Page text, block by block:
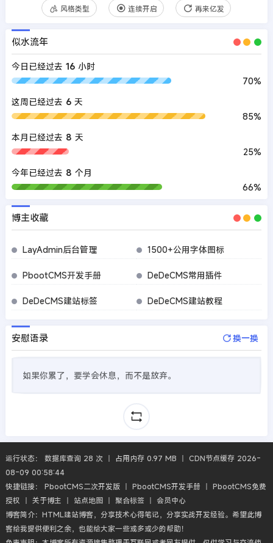
风格类型 连续开启 再来亿发
似水流年
今日已经过去 16 小时
70%
这周已经过去 6 天
85%
本月已经过去 8 天
25%
今年已经过去 8 个月
66%
博主收藏
LayAdmin后台管理 1500+公用字体图标
PbootCMS开发手册 DeDeCMS常用插件
DeDeCMS建站标签 DeDeCMS建站教程
安慰语录 换一换
如果你累了，要学会休息，而不是放弃。
运行状态： 数据库查询 28 次 丨 占用内存 0.97 MB 丨 CDN节点缓存 2026-
08-09 00:58:44
快捷链接： PbootCMS二次开发版丨 PbootCMS开发手册 丨 PbootCMS免费
授权 丨 关于博主 丨 站点地图丨 聚合标签丨 会员中心
博客简介：HTML建站博客，分享技术心得笔记，分享实战开发经验。希望此博
客给我提供便利之余，也能给大家一些或多或少的帮助！